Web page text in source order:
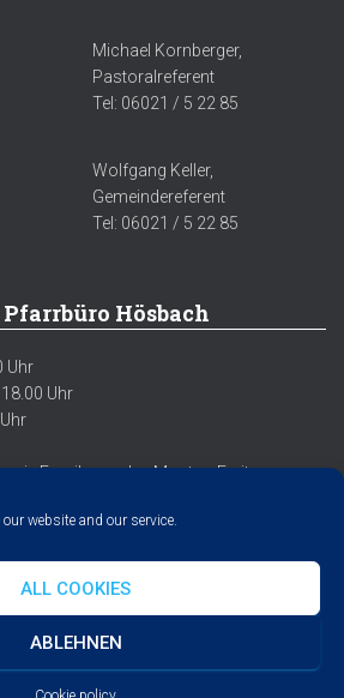
website and our service.
ALL COOKIES
ABLEHNEN
Michael Kornberger,
Pastoralreferent
Tel: 06021 / 5 22 85
Wolfgang Keller,
Gemeindereferent
Tel: 06021 / 5 22 85
Hösbach
Uhr
Uhr
Emails werden Montag-Freitag
IMPRESSUM COOKIE POLICY
| Entwickelt vonThemeIsle